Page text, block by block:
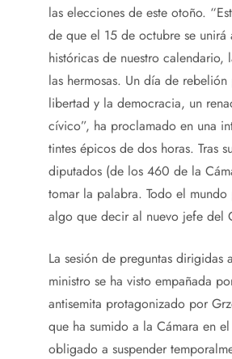
las elecciones de este otoño.
de que el 15 de octubre se unirá
históricas de nuestro calendario,
las hermosas. Un día de
libertad y la democracia, un
cívico”, ha proclamado en una
tintes épicos de dos horas. Tras
diputados (de los 460 de la
tomar la palabra. Todo el mundo
algo que decir al nuevo jefe del
La sesión de preguntas dirigidas
ministro se ha visto empañada
antisemita protagonizado por
que ha sumido a la Cámara en
obligado a suspender